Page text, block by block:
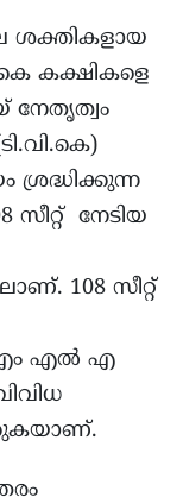
ശക്തികളായ
കക്ഷികളെ
നേതൃത്വം
ശ്രദ്ധിക്കുന്ന
സീറ്റ് നേടിയ
108 സീറ്റ്
എം എൽ എ